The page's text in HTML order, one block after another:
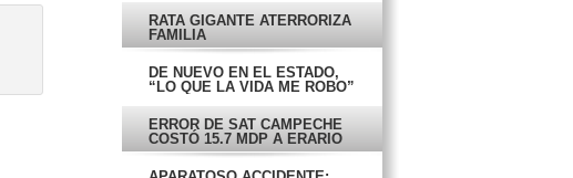
RATA GIGANTE ATERRORIZA
FAMILIA
DE NUEVO EN EL ESTADO,
“LO QUE LA VIDA ME ROBO”
ERROR DE SAT CAMPECHE
COSTÓ 15.7 MDP A ERARIO